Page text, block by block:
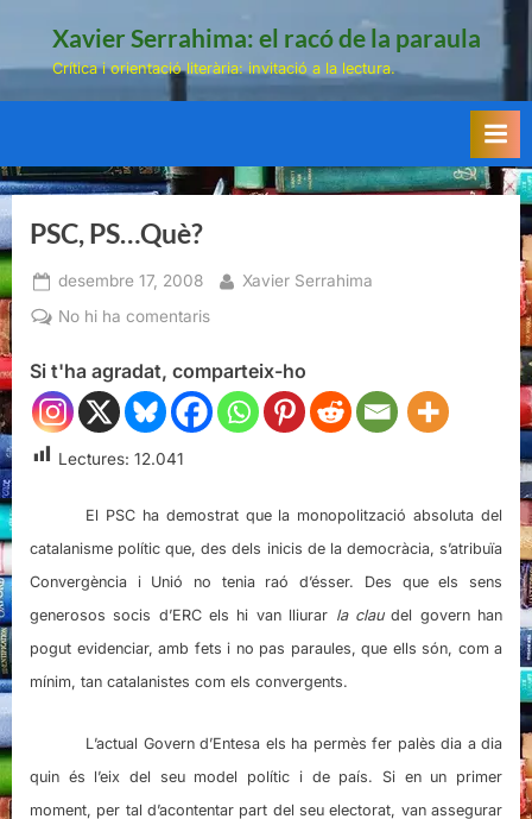
Xavier Serrahima: el racó de la paraula
Crítica i orientació literària: invitació a la lectura.
PSC, PS…Què?
Posted
on
desembre 17, 2008 By
Xavier Serrahima
No hi ha comentarisa
PS…
Què?
Si t'ha agradat, comparteix-ho
Lectures: 12.041
El PSC ha demostrat que la monopolització absoluta del
catalanisme polític que, des dels inicis de la democràcia, s’atribuïa
Convergència i Unió no tenia raó d’ésser. Des que els sens
generosos socis d’ERC els hi van lliurar la claudel govern han
pogut evidenciar, amb fets i no pas paraules, que ells són, com a
mínim, tan catalanistes com els convergents.
L’actual Govern d’Entesa els ha permès fer palès dia a dia
quin és l’eix del seu model polític i de país. Si en un primer
moment, per tal d’acontentar part del seu electorat, van assegurar